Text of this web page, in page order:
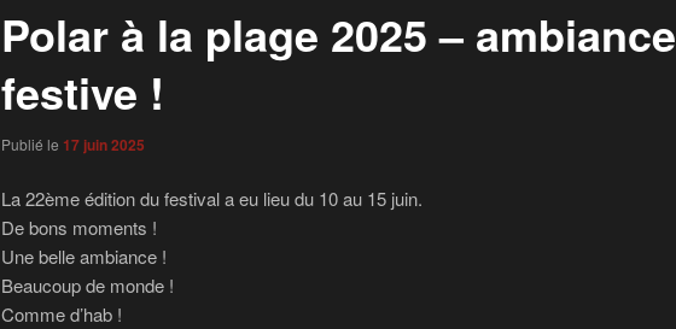
Polar à la plage 2025 – ambiance
festive !
Publié le 17 juin 2025
La 22ème édition du festival a eu lieu du 10 au 15 juin.
De bons moments !
Une belle ambiance !
Beaucoup de monde !
Comme d’hab !